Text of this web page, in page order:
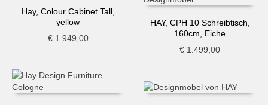
Hay, Colour Cabinet Tall,
yellow
€1.949,00
HAY, CPH 10 Schreibtisch,
160cm, Eiche
€ 1.499,00